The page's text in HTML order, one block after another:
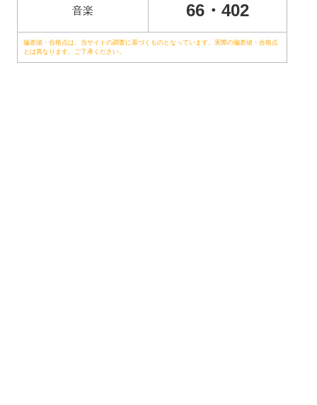
音楽 66・402
偏差値・合格点は、当サイトの調査に基づくものとなっています。実際の偏差値・合格点
とは異なります。ご了承ください。